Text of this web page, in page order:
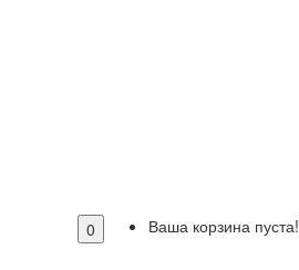
0 Ваша корзина пуста!